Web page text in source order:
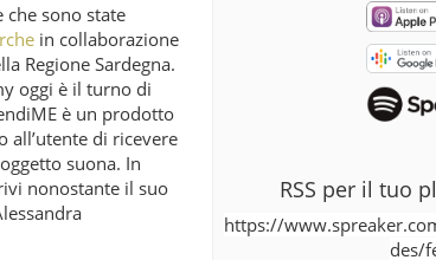
sono state
in collaborazione
Regione Sardegna.
oggi è il turno di
è un prodotto
all’utente di ricevere
suona. In
nonostante il suo
RSS per il tuo
https://
des/